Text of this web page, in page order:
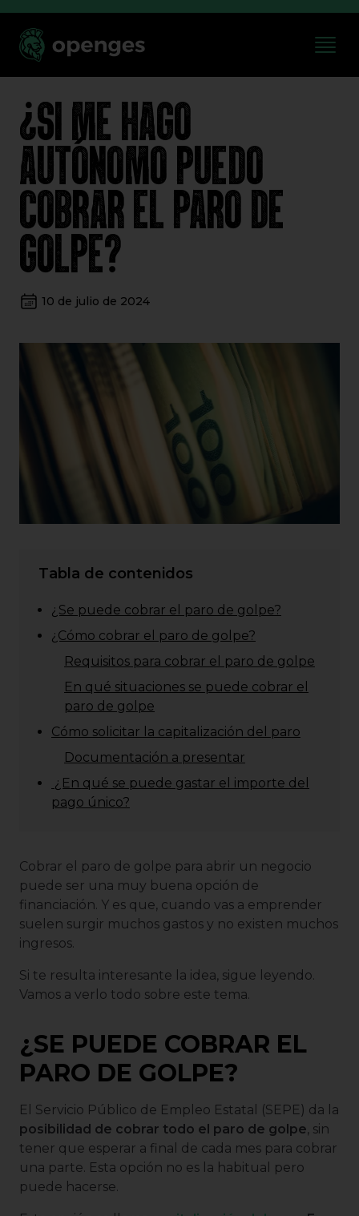
¿SI ME HAGO
AUTÓNOMO PUEDO
COBRAR EL PARO DE
GOLPE?
10 de julio de 2024
Tabla de contenidos
¿Se puede cobrar el paro de golpe?
¿Cómo cobrar el paro de golpe?
Requisitos para cobrar el paro de golpe
En qué situaciones se puede cobrar el
paro de golpe
Cómo solicitar la capitalización del paro
Documentación a presentar
¿En qué se puede gastar el importe del
pago único?
Cobrar el paro de golpe para abrir un negocio
puede ser una muy buena opción de
financiación. Y es que, cuando vas a emprender
suelen surgir muchos gastos y no existen muchos
ingresos.
Si te resulta interesante la idea, sigue leyendo.
Vamos a verlo todo sobre este tema.
¿SE PUEDE COBRAR EL
PARO DE GOLPE?
El Servicio Público de Empleo Estatal (SEPE) da la
posibilidad de cobrar todo el paro de golpe, sin
tener que esperar a final de cada mes para cobrar
una parte. Esta opción no es la habitual pero
puede hacerse.